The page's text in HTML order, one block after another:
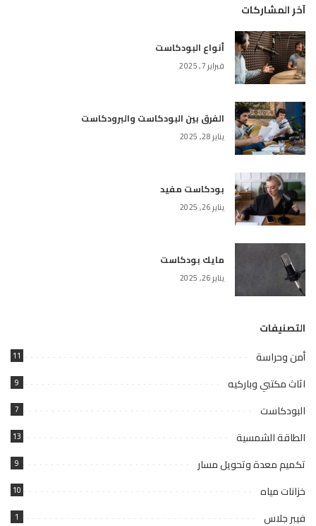
آخر المشاركات
أنواع البودكاست
فبراير 7, 2025
الفرق بين البودكاست والبرودكاست
يناير 28, 2025
بودكاست مفيد
يناير 26, 2025
مايك بودكاست
يناير 26, 2025
التصنيفات
أمن وحراسة
11
اثاث مكتبي وباركيه 9
البودكاست 7
الطاقة الشمسية 13
تكميم معدة وتحويل مسار 9
خزانات مياه 10
فيبر جلاس 1